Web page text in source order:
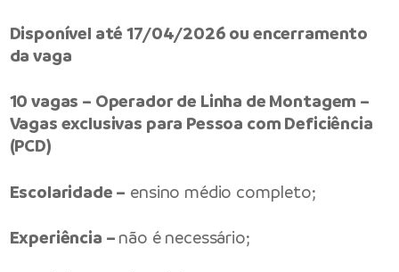
Disponível até 17/04/2026 ou encerramento
da vaga
10 vagas – Operador de Linha de Montagem –
Vagas exclusivas para Pessoa com Deficiência
(PCD)
Escolaridade – ensino médio completo;
Experiência – não é necessário;